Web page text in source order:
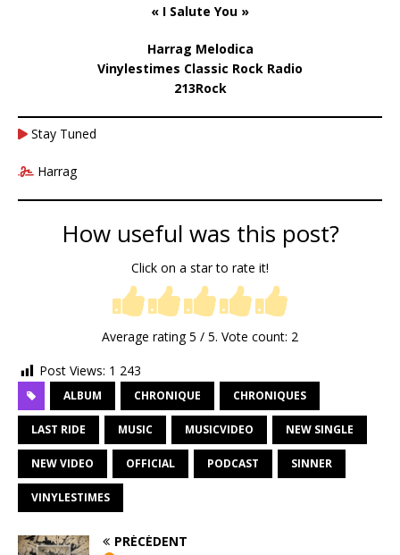
« I Salute You »
Harrag Melodica
Vinylestimes Classic Rock Radio
213Rock
Stay Tuned
Harrag
How useful was this post?
Click on a star to rate it!
Average rating5 / 5. Vote count: 2
Post Views: 1 243
ALBUM CHRONIQUE CHRONIQUES
LAST RIDE MUSIC MUSICVIDEO NEW SINGLE
NEW VIDEO OFFICIAL PODCAST SINNER
VINYLESTIMES
PRÉCÉDENT